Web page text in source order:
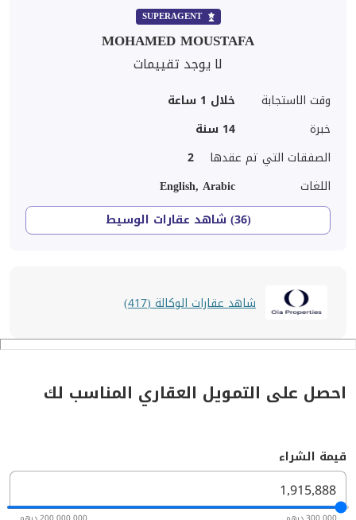
SUPERAGENT
MOHAMED MOUSTAFA
لا يوجد تقييمات
وقت الاستجابة
خلال 1 ساعة
خبرة
14 سنة
الصفقات التي تم عقدها
2
اللغات
English, Arabic
(36) شاهد عقارات الوسيط
شاهد عقارات الوكالة (417)
احصل على التمويل العقاري المناسب لك
قيمة الشراء